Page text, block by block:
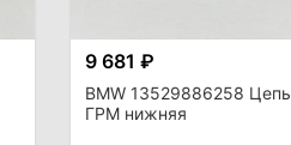
9 681 ₽
BMW 13529886258 Цепь
ГРМ нижняя